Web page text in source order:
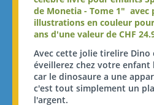
de Monetia - Tome 1" avec
illustrations en couleur
ans d'une valeur de CHF
Avec cette jolie tirelire Dino
éveillerez chez votre enfant
car le dinosaure a une
c'est tout simplement un
l'argent.